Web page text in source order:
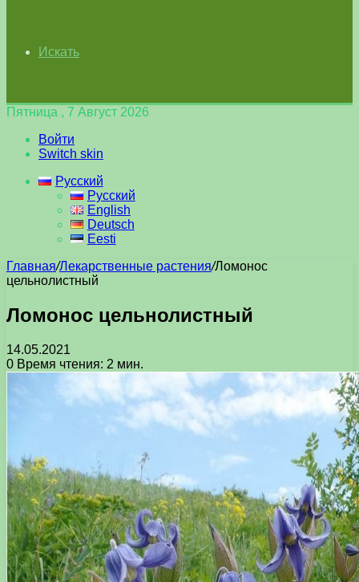
Искать
Пятница , 7 Август 2026
Войти
Switch skin
Русский
Русский
English
Deutsch
Eesti
Главная/Лекарственные растения/Ломонос
цельнолистный
Ломонос цельнолистный
14.05.2021
0 Время чтения: 2 мин.